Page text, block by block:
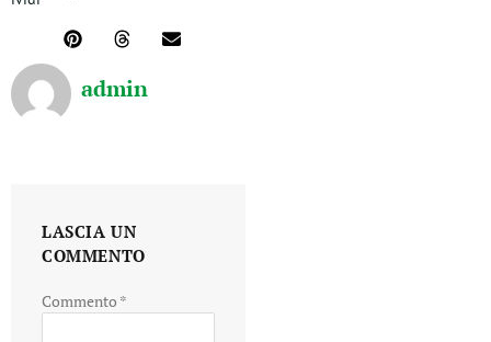
admin
LASCIA UN
COMMENTO
Commento *